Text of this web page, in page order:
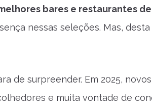
bares e restaurantes
nessas seleções. Mas, desta
de surpreender. Em 2025, novos
e muita vontade de